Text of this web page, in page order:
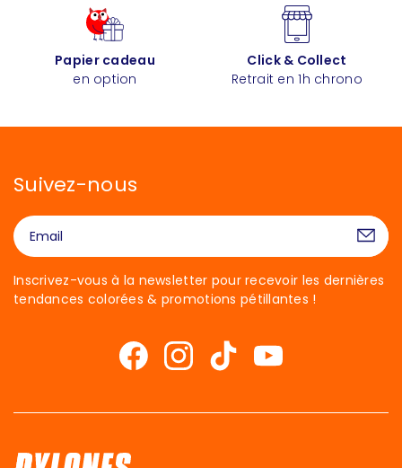
Papier cadeau
en option
Click & Collect
Retrait en 1h chrono
Suivez-nous
Inscrivez-vous à la newsletter pour recevoir les dernières
tendances colorées & promotions pétillantes !